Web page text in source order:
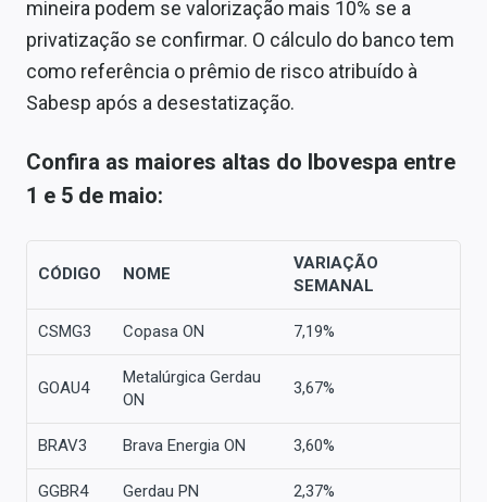
mineira podem se valorização mais 10% se a
privatização se confirmar. O cálculo do banco tem
como referência o prêmio de risco atribuído à
Sabesp após a desestatização.
Confira as maiores altas do Ibovespa entre
1 e 5 de maio:
CÓDIGO NOME
VARIAÇÃO
SEMANAL
CSMG3 Copasa ON 7,19%
GOAU4
Metalúrgica Gerdau
ON
3,67%
BRAV3 Brava Energia ON 3,60%
GGBR4 Gerdau PN 2,37%